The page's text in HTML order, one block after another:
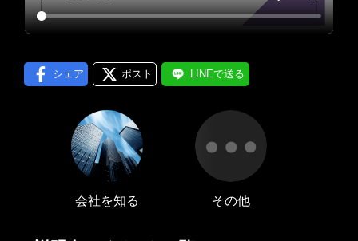
シェア ポスト LINEで送る
会社を知る その他